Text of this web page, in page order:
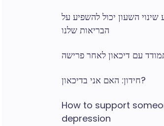
שינוי השעון יכול להשפיע על
הבריאות שלנו
עם דיכאון לאחר פרישה
חידון: האם אני בדיכאון?
How to support
depression